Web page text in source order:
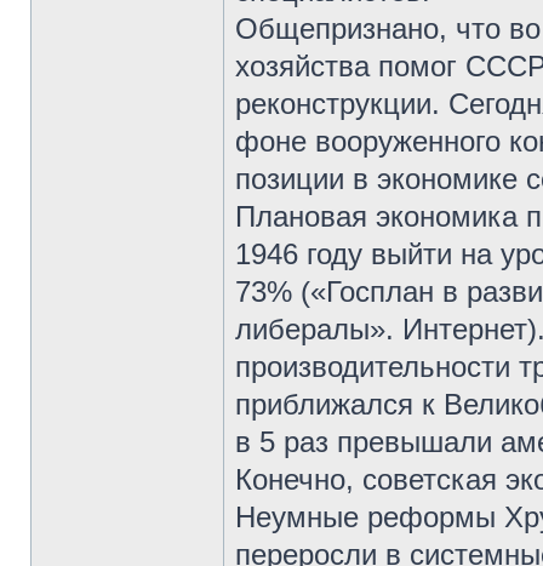
Общепризнано, что во
хозяйства помог
реконструкции.
фоне вооруженного
позиции в экономике
Плановая экономика
1946 году выйти на
73% («Госплан в
либералы».
производительности
приближался к
в 5 раз превышали
Конечно, советская
Неумные реформы
переросли в